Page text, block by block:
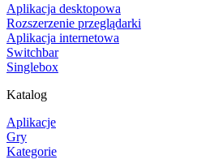
Aplikacja desktopowa
Rozszerzenie przeglądarki
Aplikacja internetowa
Switchbar
Singlebox
Katalog
Aplikacje
Gry
Kategorie